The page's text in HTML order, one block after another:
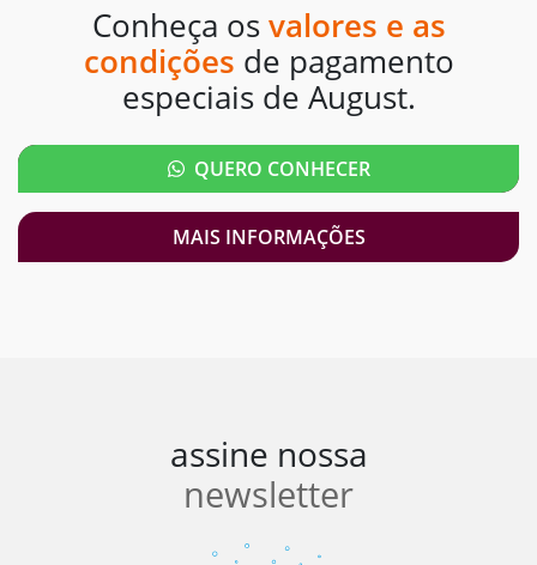
Conheça os valores e as
condições de pagamento
especiais de August.
QUERO CONHECER
MAIS INFORMAÇÕES
assine nossa
newsletter